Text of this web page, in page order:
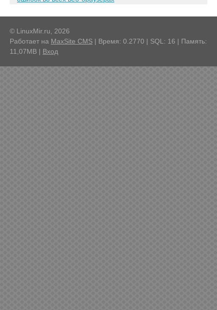
© LinuxMir.ru, 2026
Работает на MaxSite CMS | Время: 0.2770 | SQL: 16 | Память:
11,07MB | Вход